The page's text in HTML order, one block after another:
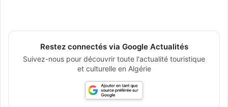
Restez connectés via Google Actualités
Suivez-nous pour découvrir toute l'actualité touristique
et culturelle en Algérie